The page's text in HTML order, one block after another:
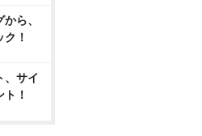
ら、
！
、サイ
！